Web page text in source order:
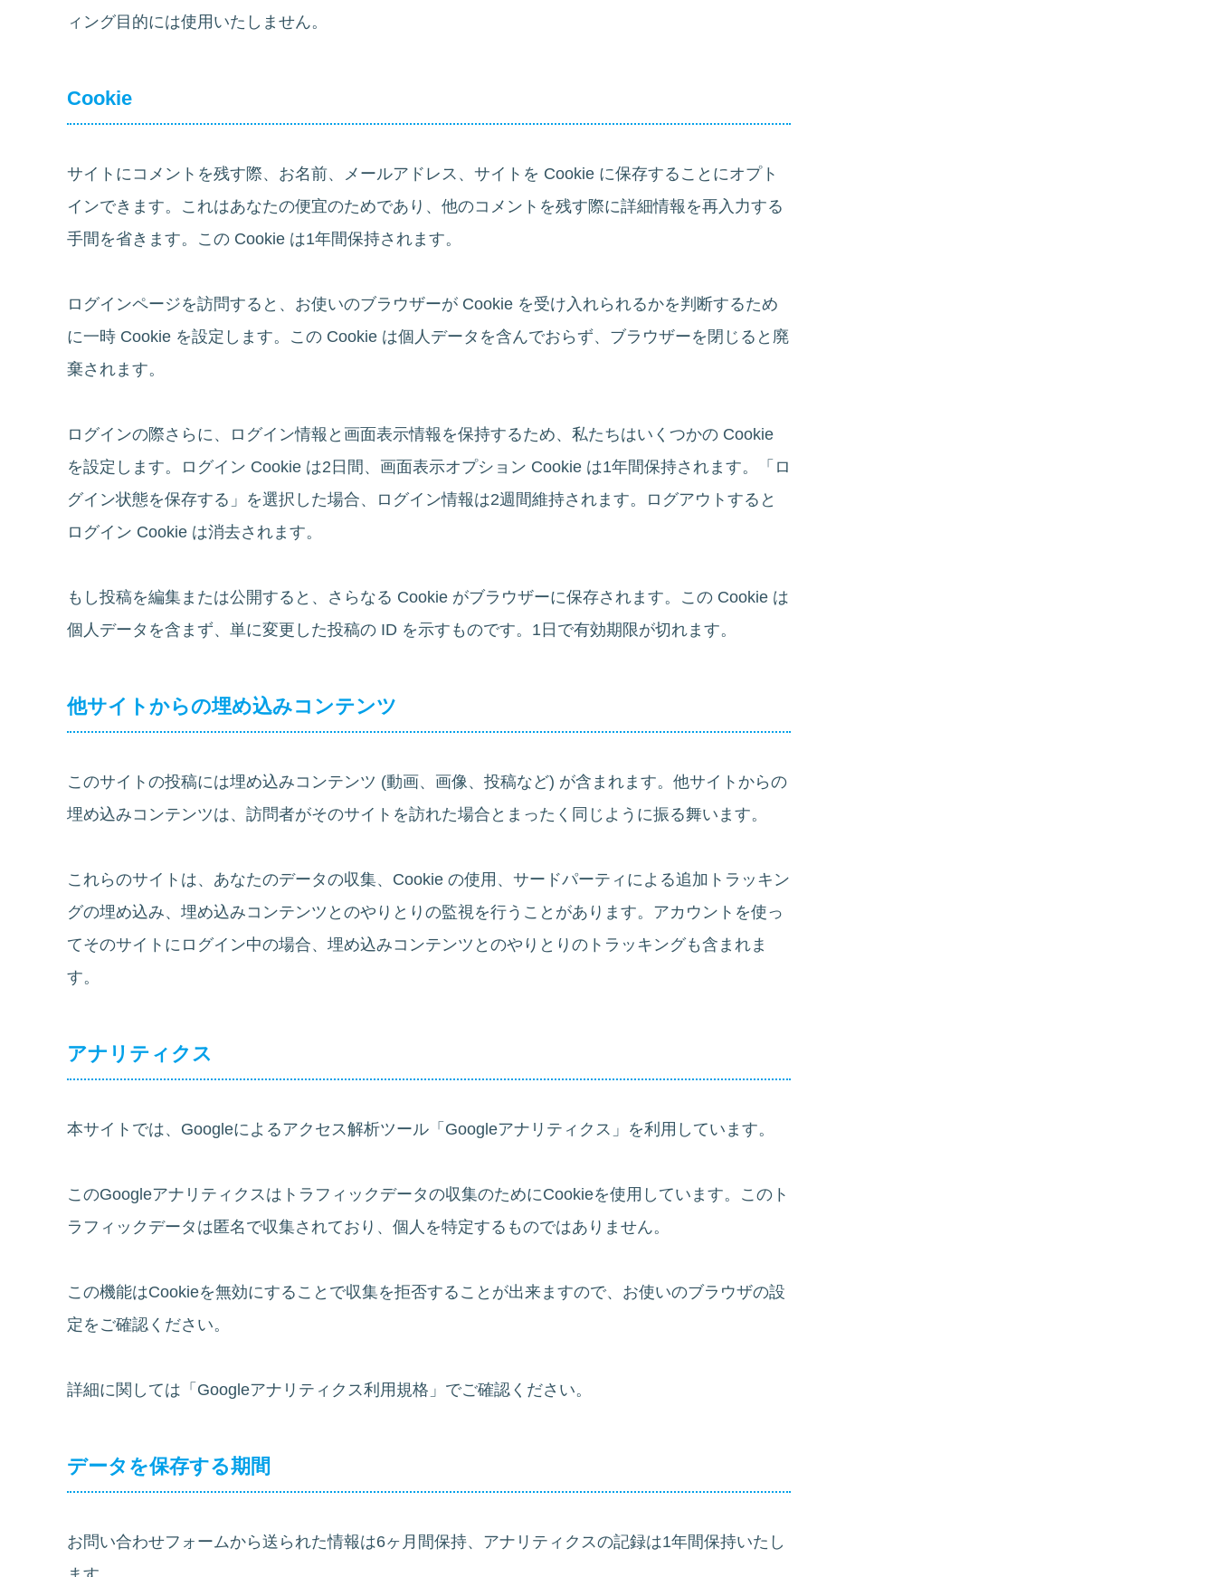
ィング目的には使用いたしません。
Cookie
サイトにコメントを残す際、お名前、メールアドレス、サイトを Cookie に保存することにオプト
インできます。これはあなたの便宜のためであり、他のコメントを残す際に詳細情報を再入力する
手間を省きます。この Cookie は1年間保持されます。
ログインページを訪問すると、お使いのブラウザーが Cookie を受け入れられるかを判断するため
に一時 Cookie を設定します。この Cookie は個人データを含んでおらず、ブラウザーを閉じると廃
棄されます。
ログインの際さらに、ログイン情報と画面表示情報を保持するため、私たちはいくつかの Cookie
を設定します。ログイン Cookie は2日間、画面表示オプション Cookie は1年間保持されます。「ロ
グイン状態を保存する」を選択した場合、ログイン情報は2週間維持されます。ログアウトすると
ログイン Cookie は消去されます。
もし投稿を編集または公開すると、さらなる Cookie がブラウザーに保存されます。この Cookie は
個人データを含まず、単に変更した投稿の ID を示すものです。1日で有効期限が切れます。
他サイトからの埋め込みコンテンツ
このサイトの投稿には埋め込みコンテンツ (動画、画像、投稿など) が含まれます。他サイトからの
埋め込みコンテンツは、訪問者がそのサイトを訪れた場合とまったく同じように振る舞います。
これらのサイトは、あなたのデータの収集、Cookie の使用、サードパーティによる追加トラッキン
グの埋め込み、埋め込みコンテンツとのやりとりの監視を行うことがあります。アカウントを使っ
てそのサイトにログイン中の場合、埋め込みコンテンツとのやりとりのトラッキングも含まれま
す。
アナリティクス
本サイトでは、Googleによるアクセス解析ツール「Googleアナリティクス」を利用しています。
このGoogleアナリティクスはトラフィックデータの収集のためにCookieを使用しています。このト
ラフィックデータは匿名で収集されており、個人を特定するものではありません。
この機能はCookieを無効にすることで収集を拒否することが出来ますので、お使いのブラウザの設
定をご確認ください。
詳細に関しては「Googleアナリティクス利用規格」でご確認ください。
データを保存する期間
お問い合わせフォームから送られた情報は6ヶ月間保持、アナリティクスの記録は1年間保持いたし